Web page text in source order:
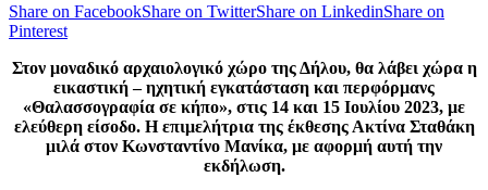
Share on FacebookShare on TwitterShare on LinkedinShare on
Pinterest
Στον μοναδικό αρχαιολογικό χώρο της Δήλου, θα λάβει χώρα η
εικαστική – ηχητική εγκατάσταση και περφόρμανς
«Θαλασσογραφία σε κήπο», στις 14 και 15 Ιουλίου 2023, με
ελεύθερη είσοδο. Η επιμελήτρια της έκθεσης Ακτίνα Σταθάκη
μιλά στον Κωνσταντίνο Μανίκα, με αφορμή αυτή την
εκδήλωση.